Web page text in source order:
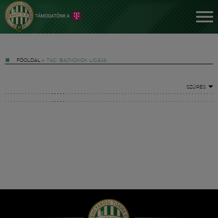
FŐOLDAL » TAG: BAJNOKOK LIGÁJA
SZŰRÉS
Hírek